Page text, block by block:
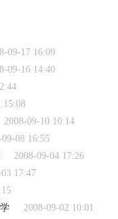
09-17 16:09
09-16 14:40
15:08
2008-09-10 10:14
09-08 16:55
2008-09-04 17:26
17:47
2008-09-02 10:01